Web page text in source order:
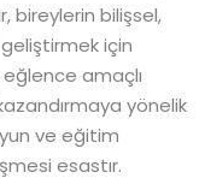
bireylerin bilişsel,
için
eğlence amaçlı
yönelik
ve eğitim
esastır.